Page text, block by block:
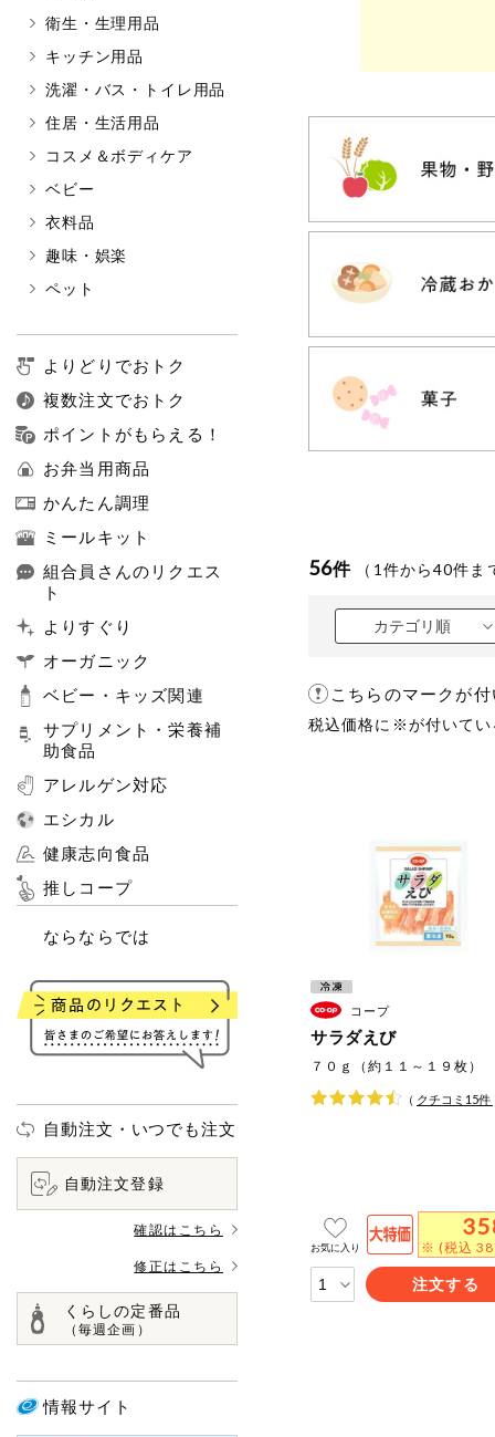
衛生・生理用品
キッチン用品
洗濯・バス・トイレ用品
住居・生活用品
コスメ＆ボディケア
ベビー
衣料品
趣味・娯楽
ペット
よりどりでおトク
複数注文でおトク
ポイントがもらえる！
お弁当用商品
かんたん調理
ミールキット
組合員さんのリクエス
ト
よりすぐり
オーガニック
ベビー・キッズ関連
サプリメント・栄養補
助食品
アレルゲン対応
エシカル
健康志向食品
推しコープ
ならならでは
自動注文・いつでも注文
自動注文登録
確認はこちら
修正はこちら
くらしの定番品
（毎週企画）
情報サイト
56件 （ 1 件から40件ま
カテゴリ順
こちらのマークが
税込価格に※が付いてい
コープ
サラダえび
７０ｇ（約１１～１９枚）
（ クチコミ 15件
お気に入り ※ (税込
注文する